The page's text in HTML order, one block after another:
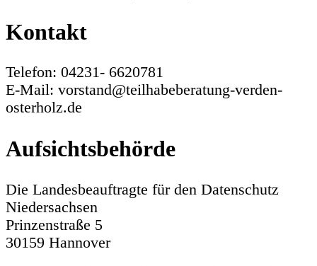
Kontakt
Telefon: 04231- 6620781
E-Mail: vorstand@teilhabeberatung-verden-
osterholz.de
Aufsichtsbehörde
Die Landesbeauftragte für den Datenschutz
Niedersachsen
Prinzenstraße 5
30159 Hannover